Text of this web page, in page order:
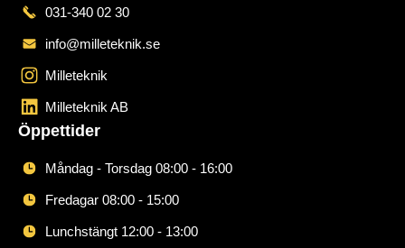
031-340 02 30
info@milleteknik.se
Milleteknik
Milleteknik AB
Öppettider
Måndag - Torsdag 08:00 - 16:00
Fredagar 08:00 - 15:00
Lunchstängt 12:00 - 13:00